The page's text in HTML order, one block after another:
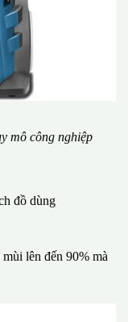
mô công nghiệp
đồ dùng
lên đến 90% mà